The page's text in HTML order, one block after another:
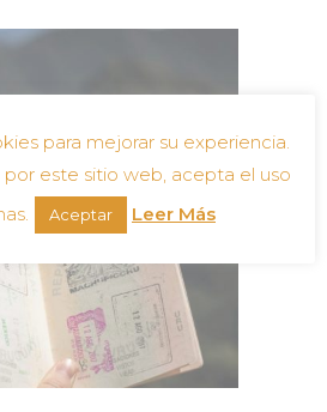
para mejorar su experiencia.
este sitio web, acepta el uso
Aceptar Leer Más